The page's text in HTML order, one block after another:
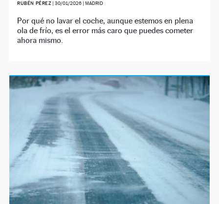
RUBÉN PÉREZ |30/01/2026 | MADRID
Por qué no lavar el coche, aunque estemos en plena
ola de frío, es el error más caro que puedes cometer
ahora mismo.